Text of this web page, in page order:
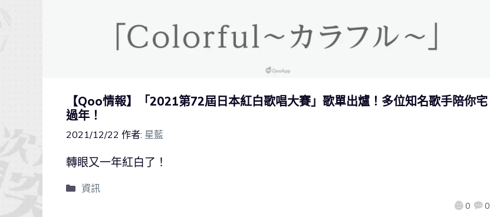
【Qoo情報】「2021第72屆日本紅白歌唱大賽」歌單出爐！多位知名歌手陪你宅
過年！
2021/12/22 作者: 星藍
0 0
轉眼又一年紅白了！
資訊